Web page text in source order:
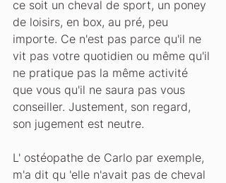
ce soit un cheval de sport, un poney
de loisirs, en box, au pré, peu
importe. Ce n'est pas parce qu'il ne
vit pas votre quotidien ou même qu'il
ne pratique pas la même activité
que vous qu'il ne saura pas vous
conseiller. Justement, son regard,
son jugement est neutre.
L' ostéopathe de Carlo par exemple,
m'a dit qu 'elle n'avait pas de cheval